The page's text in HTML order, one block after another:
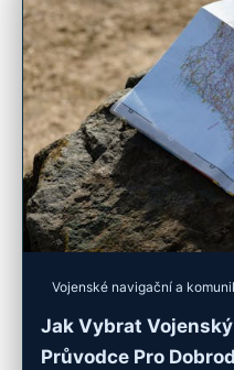
Vojenské navigační a
Jak Vybrat
Průvodce Pro